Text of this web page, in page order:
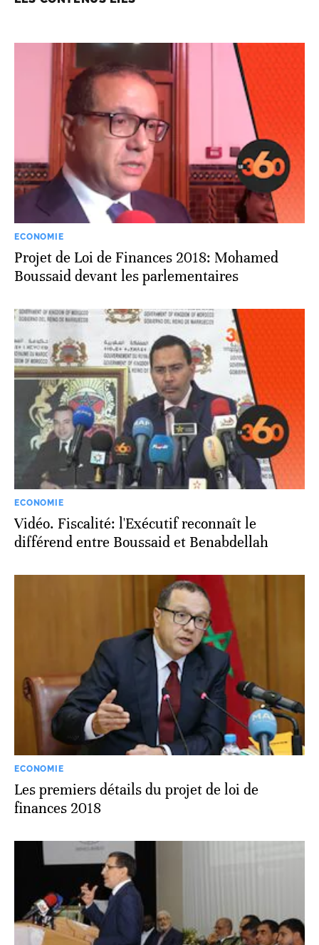
ECONOMIE
Projet de Loi de Finances 2018: Mohamed
Boussaid devant les parlementaires
ECONOMIE
Vidéo. Fiscalité: l'Exécutif reconnaît le
différend entre Boussaid et Benabdellah
ECONOMIE
Les premiers détails du projet de loi de
finances 2018